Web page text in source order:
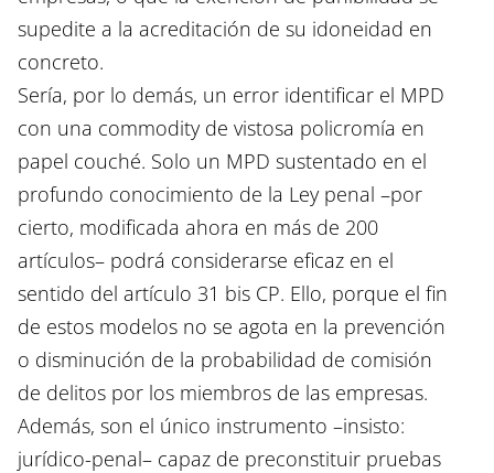
supedite a la acreditación de su idoneidad en
concreto.
Sería, por lo demás, un error identificar el MPD
con una commodity de vistosa policromía en
papel couché. Solo un MPD sustentado en el
profundo conocimiento de la Ley penal –por
cierto, modificada ahora en más de 200
artículos– podrá considerarse eficaz en el
sentido del artículo 31 bis CP. Ello, porque el fin
de estos modelos no se agota en la prevención
o disminución de la probabilidad de comisión
de delitos por los miembros de las empresas.
Además, son el único instrumento –insisto:
jurídico-penal– capaz de preconstituir pruebas